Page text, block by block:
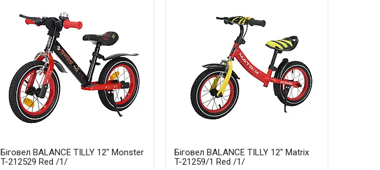
Біговел BALANCE TILLY 12" Monster
T-212529 Red /1/
Біговел BALANCE TILLY 12" Matrix
T-21259/1 Red /1/